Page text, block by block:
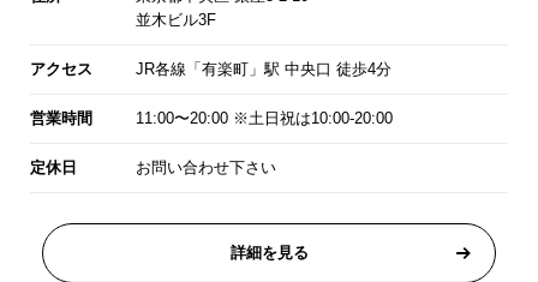
並木ビル3F
アクセス JR各線「有楽町」駅 中央口 徒歩4分
営業時間 11:00〜20:00 ※土日祝は10:00-20:00
定休日 お問い合わせ下さい
詳細を見る